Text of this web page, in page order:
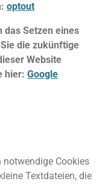
optout
das Setzen eines
die zukünftige
Website
hier: Google
notwendige Cookies
Textdateien, die